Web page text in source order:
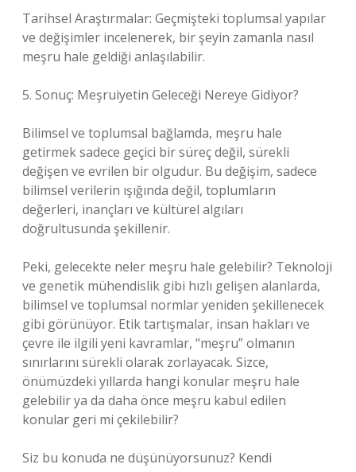
Tarihsel Araştırmalar: Geçmişteki toplumsal yapılar
ve değişimler incelenerek, bir şeyin zamanla nasıl
meşru hale geldiği anlaşılabilir.
5. Sonuç: Meşruiyetin Geleceği Nereye Gidiyor?
Bilimsel ve toplumsal bağlamda, meşru hale
getirmek sadece geçici bir süreç değil, sürekli
değişen ve evrilen bir olgudur. Bu değişim, sadece
bilimsel verilerin ışığında değil, toplumların
değerleri, inançları ve kültürel algıları
doğrultusunda şekillenir.
Peki, gelecekte neler meşru hale gelebilir? Teknoloji
ve genetik mühendislik gibi hızlı gelişen alanlarda,
bilimsel ve toplumsal normlar yeniden şekillenecek
gibi görünüyor. Etik tartışmalar, insan hakları ve
çevre ile ilgili yeni kavramlar, “meşru” olmanın
sınırlarını sürekli olarak zorlayacak. Sizce,
önümüzdeki yıllarda hangi konular meşru hale
gelebilir ya da daha önce meşru kabul edilen
konular geri mi çekilebilir?
Siz bu konuda ne düşünüyorsunuz? Kendi